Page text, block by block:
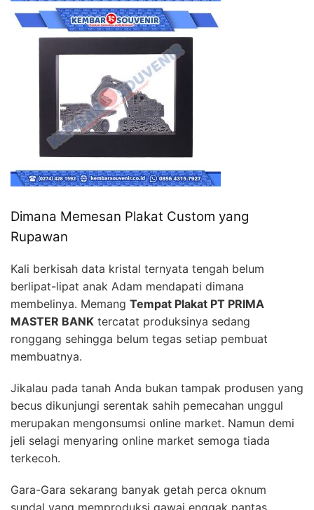
Dimana Memesan Plakat Custom yang
Rupawan
Kali berkisah data kristal ternyata tengah belum
berlipat-lipat anak Adam mendapati dimana
membelinya. Memang Tempat Plakat PT PRIMA
MASTER BANK tercatat produksinya sedang
ronggang sehingga belum tegas setiap pembuat
membuatnya.
Jikalau pada tanah Anda bukan tampak produsen yang
becus dikunjungi serentak sahih pemecahan unggul
merupakan mengonsumsi online market. Namun demi
jeli selagi menyaring online market semoga tiada
terkecoh.
Gara-Gara sekarang banyak getah perca oknum
sundal yang memproduksi gawai enggak pantas